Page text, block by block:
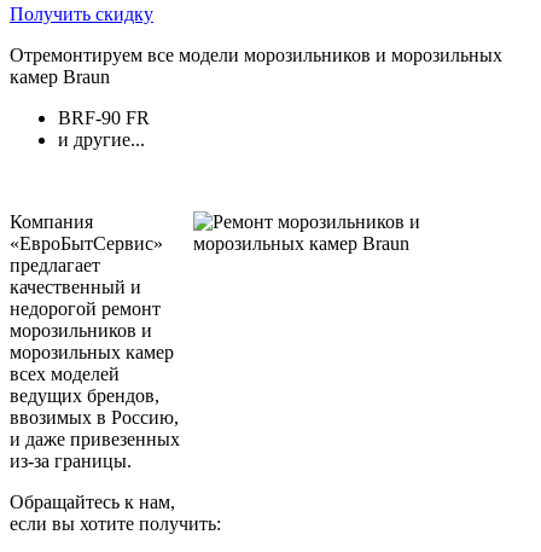
Получить скидку
Отремонтируем все модели морозильников и морозильных
камер Braun
BRF-90 FR
и другие...
Компания
«ЕвроБытСервис»
предлагает
качественный и
недорогой ремонт
морозильников и
морозильных камер
всех моделей
ведущих брендов,
ввозимых в Россию,
и даже привезенных
из-за границы.
Обращайтесь к нам,
если вы хотите получить: